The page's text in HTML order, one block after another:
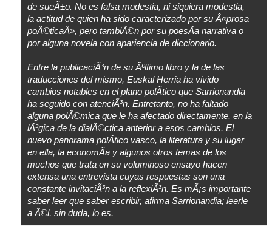
de sueÃ±o. No es falsa modestia, ni siquiera modestia,
la actitud de quien ha sido caracterizado por su Â«prosa
poÃ©ticaÂ», pero tambiÃ©n por su poesÃ­a narrativa o
por alguna novela con apariencia de diccionario.
Entre la publicaciÃ³n de su Ãºltimo libro y la de las
traducciones del mismo, Euskal Herria ha vivido
cambios notables en el plano polÃ­tico que Sarrionandia
ha seguido con atenciÃ³n. Entretanto, no ha faltado
alguna polÃ©mica que le ha afectado directamente, en la
lÃ³gica de la dialÃ©ctica anterior a esos cambios. El
nuevo panorama polÃ­tico vasco, la literatura y su lugar
en ella, la economÃ­a y algunos otros temas de los
muchos que trata en su voluminoso ensayo hacen
extensa una entrevista cuyas respuestas son una
constante invitaciÃ³n a la reflexiÃ³n. Es mÃ¡s importante
saber leer que saber escribir, afirma Sarrionandia; leerle
a Ã©l, sin duda, lo es.